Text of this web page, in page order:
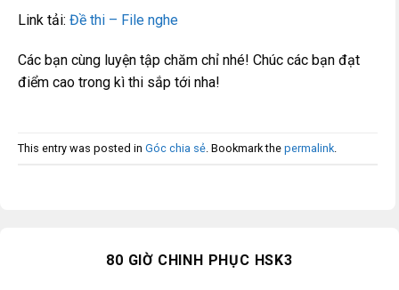
Link tải: Đề thi – File nghe
Các bạn cùng luyện tập chăm chỉ nhé! Chúc các bạn đạt
điểm cao trong kì thi sắp tới nha!
This entry was posted in Góc chia sẻ . Bookmark the permalink
80 GIỜ CHINH PHỤC HSK3